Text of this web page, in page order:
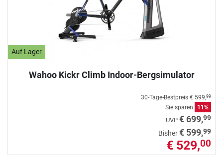
Auf Lager
Wahoo Kickr Climb Indoor-Bergsimulator
30-Tage-Bestpreis € 599,99
Sie sparen 11%
UVP € 699,99
Bisher€ 599,99
€ 529,00